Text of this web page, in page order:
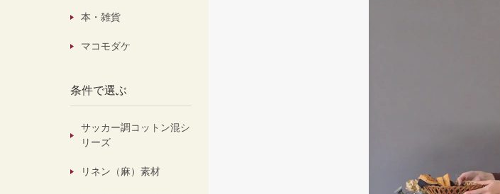
本・雑貨
マコモダケ
条件で選ぶ
サッカー調コットン混シ
リーズ
リネン（麻）素材